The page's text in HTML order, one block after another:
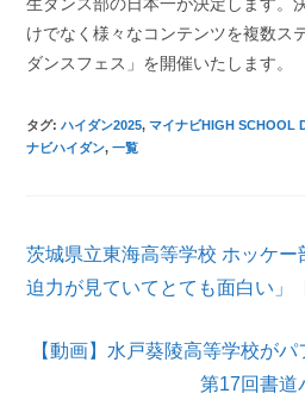
けでなく様々なコンテンツを複数ス
ダンスフェス」を開催いたします。
タグ:ハイダン2025, マイナビHIGH SCHOOL
ナビハイダン, 一覧
そ
の
他
茨城県立東海高等学校 ホッケ
迫力が見ていてとても面白い」
【動画】水戸葵陵高等学校が
第17回書道